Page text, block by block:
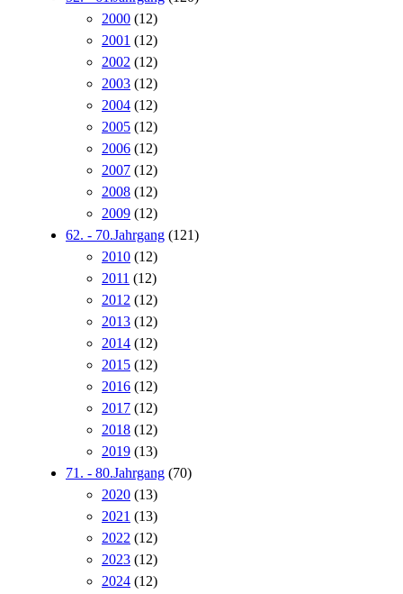
2000 (12)
2001 (12)
2002 (12)
2003 (12)
2004 (12)
2005 (12)
2006 (12)
2007 (12)
2008 (12)
2009 (12)
62. - 70.Jahrgang (121)
2010 (12)
2011 (12)
2012 (12)
2013 (12)
2014 (12)
2015 (12)
2016 (12)
2017 (12)
2018 (12)
2019 (13)
71. - 80.Jahrgang (70)
2020 (13)
2021 (13)
2022 (12)
2023 (12)
2024 (12)